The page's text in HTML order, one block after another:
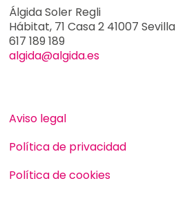
Álgida Soler Regli
Hábitat, 71 Casa 2 41007 Sevilla
617 189 189
algida@algida.es
Aviso legal
Política de privacidad
Política de cookies